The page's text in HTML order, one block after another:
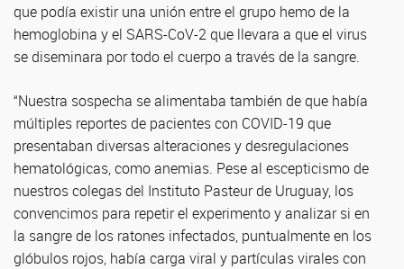
que podía existir una unión entre el grupo hemo de la
hemoglobina y el SARS-CoV-2 que llevara a que el virus
se diseminara por todo el cuerpo a través de la sangre.
“Nuestra sospecha se alimentaba también de que había
múltiples reportes de pacientes con COVID-19 que
presentaban diversas alteraciones y desregulaciones
hematológicas, como anemias. Pese al escepticismo de
nuestros colegas del Instituto Pasteur de Uruguay, los
convencimos para repetir el experimento y analizar si en
la sangre de los ratones infectados, puntualmente en los
glóbulos rojos, había carga viral y partículas virales con